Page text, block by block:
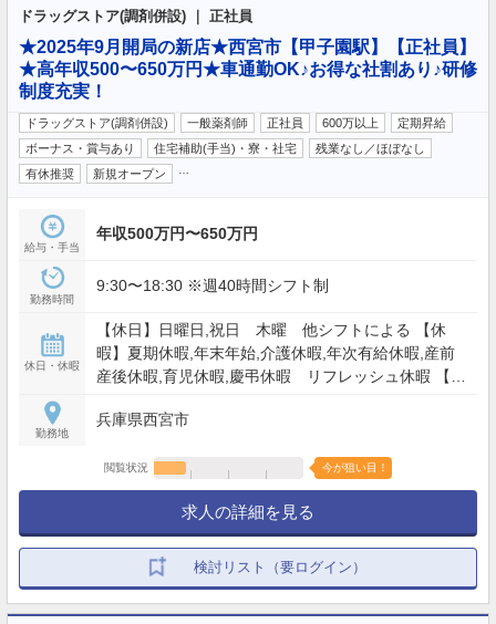
ドラッグストア(調剤併設) ｜ 正社員
★2025年9月開局の新店★西宮市【甲子園駅】【正社員】
★高年収500〜650万円★車通勤OK♪お得な社割あり♪研修
制度充実！
ドラッグストア(調剤併設) 一般薬剤師 正社員 600万以上
定期昇給
ボーナス・賞与あり
住宅補助(手当)・寮・社宅
残業なし／ほぼなし
有休推奨
新規オープン
給与・手当
年収500万円〜650万円
勤務時間
9:30〜18:30 ※週40時間シフト制
休日・休暇
【休日】日曜日,祝日 木曜 他シフトによる 【休
暇】夏期休暇,年末年始,介護休暇,年次有給休暇,産前
産後休暇,育児休暇,慶弔休暇 リフレッシュ休暇 【年
勤務地
兵庫県西宮市
閲覧状況 今が狙い目！
求人の詳細を見る
検討リスト（要ログイン）